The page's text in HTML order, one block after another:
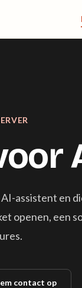
AI-assistent en
openen, een
contact op